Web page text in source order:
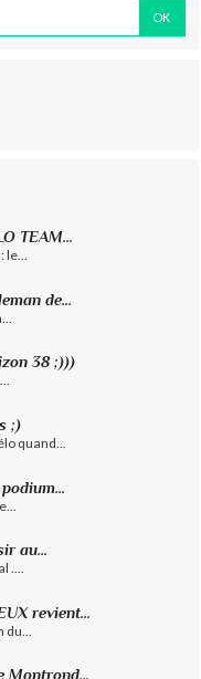
TEAM...
le...
de...
38 ;)))
;)
quand...
au...
....
revient...
Montrond...